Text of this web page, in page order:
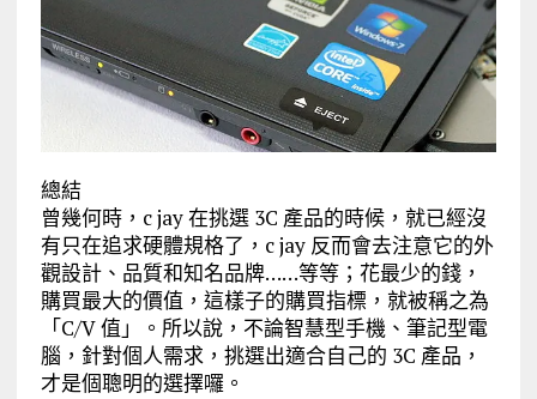
總結
曾幾何時，c jay 在挑選 3C 產品的時候，就已經沒
有只在追求硬體規格了，c jay 反而會去注意它的外
觀設計、品質和知名品牌……等等；花最少的錢，
購買最大的價值，這樣子的購買指標，就被稱之為
「C/V 值」。所以說，不論智慧型手機、筆記型電
腦，針對個人需求，挑選出適合自己的 3C 產品，
才是個聰明的選擇囉。